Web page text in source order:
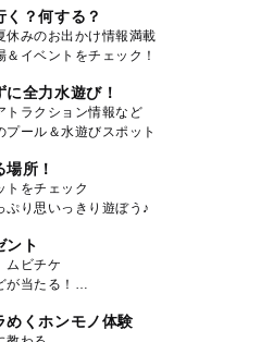
く？何する？
休みのお出かけ情報満載
＆イベントをチェック！
全力水遊び！
トラクション情報など
プール＆水遊びスポット
所！
トをチェック
ぷり思いっきり遊ぼう♪
ント
ムビチケ
当たる！
めくホンモノ体験